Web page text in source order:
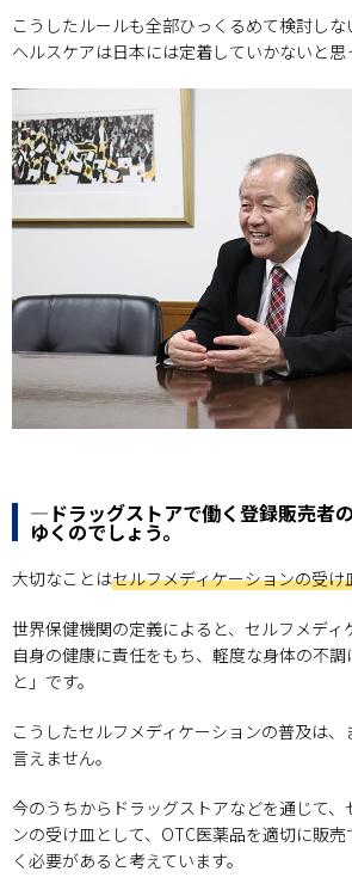
こうしたルールも全部ひっくるめて検討し
ヘルスケアは日本には定着していかないと思
―ドラッグストアで働く登録販売者
ゆくのでしょう。
大切なことはセルフメディケーションの受け
世界保健機関の定義によると、セルフメデ
自身の健康に責任をもち、軽度な身体の不
と」です。
こうしたセルフメディケーションの普及は
言えません。
今のうちからドラッグストアなどを通じて、
ンの受け皿として、OTC医薬品を適切に販
く必要があると考えています。